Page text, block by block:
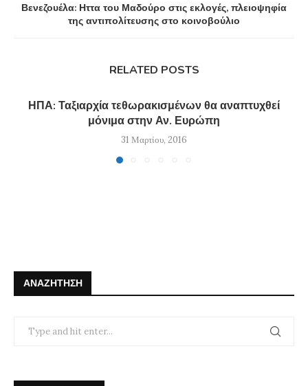
Βενεζουέλα: Ηττα του Μαδούρο στις εκλογές, πλειοψηφία
της αντιπολίτευσης στο κοινοβούλιο
RELATED POSTS
ΗΠΑ: Ταξιαρχία τεθωρακισμένων θα αναπτυχθεί
μόνιμα στην Αν. Ευρώπη
31 Μαρτίου, 2016
ΑΝΑΖΉΤΗΣΗ